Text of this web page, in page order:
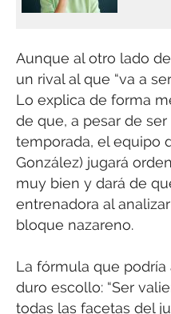
Aunque al otro lado
un rival al que “va a
Lo explica de forma
de que, a pesar de
temporada, el equipo
González) jugará
muy bien y dará de
entrenadora al
bloque nazareno.
La fórmula que podría
duro escollo: “Ser
todas las facetas del